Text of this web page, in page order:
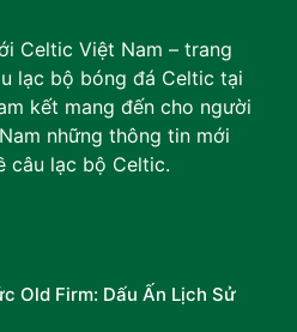
Celtic Việt Nam – trang
lạc bộ bóng đá Celtic tại
kết mang đến cho người
những thông tin mới
câu lạc bộ Celtic.
Old Firm: Dấu Ấn Lịch Sử